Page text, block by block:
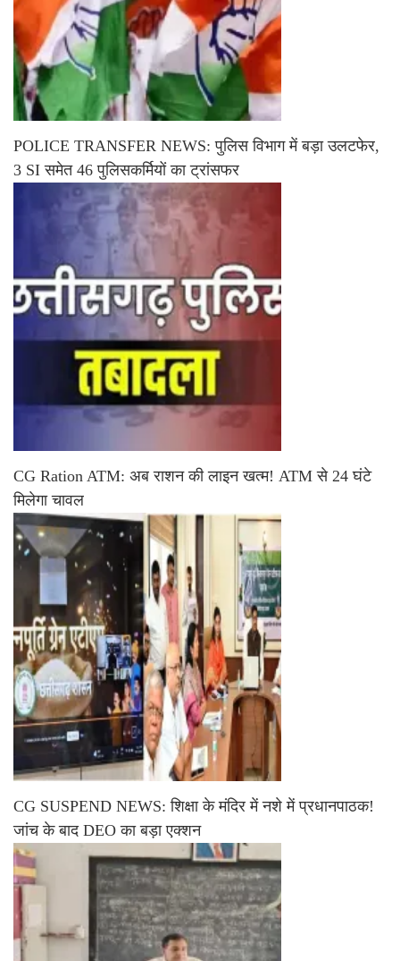
POLICE TRANSFER NEWS: पुलिस विभाग में बड़ा उलटफेर,
3 SI समेत 46 पुलिसकर्मियों का ट्रांसफर
CG Ration ATM: अब राशन की लाइन खत्म! ATM से 24 घंटे
मिलेगा चावल
CG SUSPEND NEWS: शिक्षा के मंदिर में नशे में प्रधानपाठक!
जांच के बाद DEO का बड़ा एक्शन